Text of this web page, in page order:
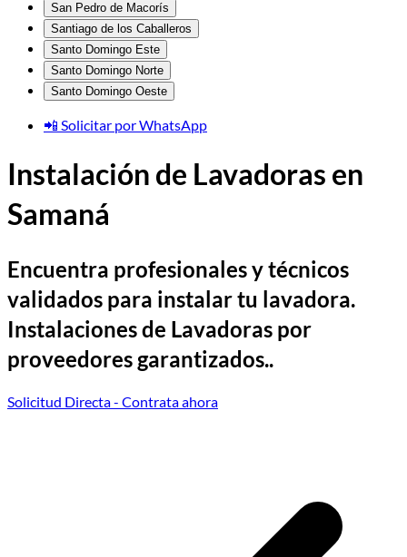
San Pedro de Macorís
Santiago de los Caballeros
Santo Domingo Este
Santo Domingo Norte
Santo Domingo Oeste
📲 Solicitar por WhatsApp
Instalación de Lavadoras en
Samaná
Encuentra profesionales y técnicos
validados para instalar tu lavadora.
Instalaciones de Lavadoras por
proveedores garantizados..
Solicitud Directa- Contrata ahora